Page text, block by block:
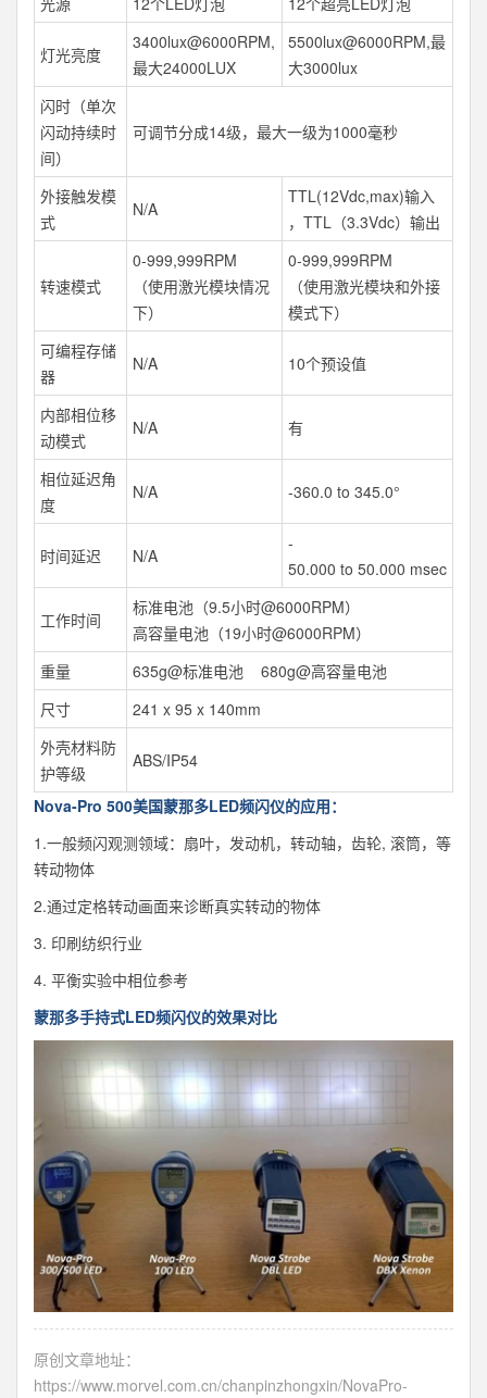
灯光亮度
3400lux@6000RPM,
最大24000LUX
5500lux@6000RPM,最
大3000lux
闪时（单次
闪动持续时
间）
可调节分成14级，最大一级为1000毫秒
外接触发模
式
N/A
TTL(12Vdc,max)输入
，TTL（3.3Vdc）输出
转速模式
0-999,999RPM
（使用激光模块情况
下）
0-999,999RPM
（使用激光模块和外接
模式下）
可编程存储
器
N/A 10个预设值
内部相位移
动模式
N/A 有
相位延迟角
度
N/A ‐360.0 to 345.0°
时间延迟 N/A
‐
50.000 to 50.000 msec
工作时间
标准电池（9.5小时@6000RPM）
高容量电池（19小时@6000RPM）
重量
635g@标准电池 680g@高容量电池
尺寸
241 x 95 x 140mm
外壳材料防
护等级
ABS/IP54
Nova-Pro 500美国蒙那多LED频闪仪的应用：
1.一般频闪观测领域：扇叶，发动机，转动轴，齿轮, 滚筒，等
转动物体
2.通过定格转动画面来诊断真实转动的物体
3. 印刷纺织行业
4. 平衡实验中相位参考
蒙那多手持式LED频闪仪的效果对比
原创文章地址：
https://www.morvel.com.cn/chanpinzhongxin/NovaPro-